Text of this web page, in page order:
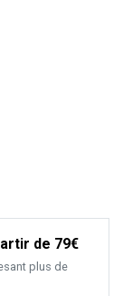
de 79€
plus de